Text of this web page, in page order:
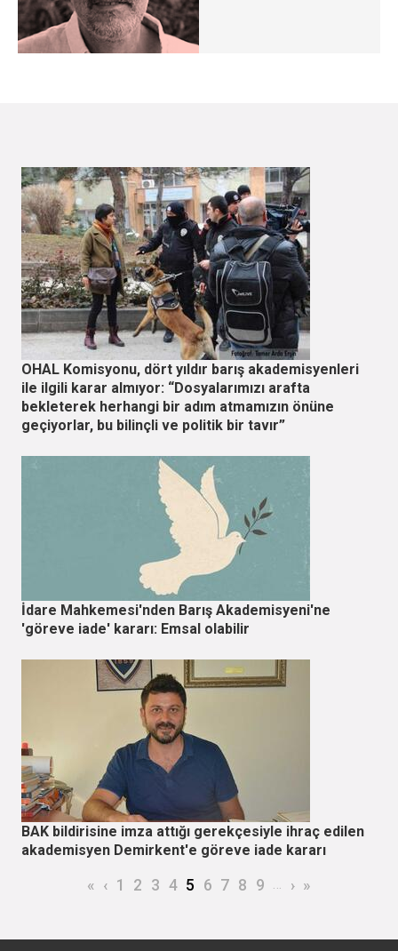
OHAL Komisyonu, dört yıldır barış akademisyenleri
ile ilgili karar almıyor: “Dosyalarımızı arafta
bekleterek herhangi bir adım atmamızın önüne
geçiyorlar, bu bilinçli ve politik bir tavır”
İdare Mahkemesi'nden Barış Akademisyeni'ne
'göreve iade' kararı: Emsal olabilir
BAK bildirisine imza attığı gerekçesiyle ihraç edilen
akademisyen Demirkent'e göreve iade kararı
Sayfalamaİlk sayfa
« Önceki sayfa
‹ Page
1 Page
2 Page
3 Page
4 Şu an kullanılan sayfa
5 Page
6 Page
7 Page
8 Page
9 Sonraki sayfa
› Son sayfa
»